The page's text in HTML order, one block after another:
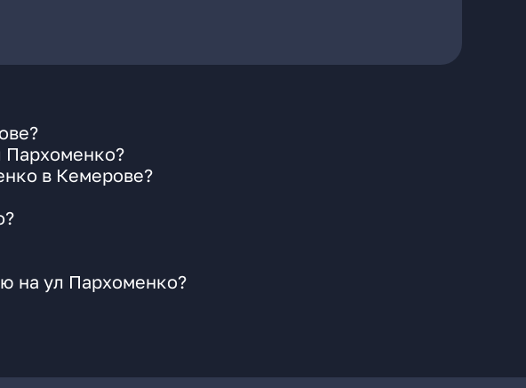
Пархоменко?
в Кемерове?
на ул Пархоменко?